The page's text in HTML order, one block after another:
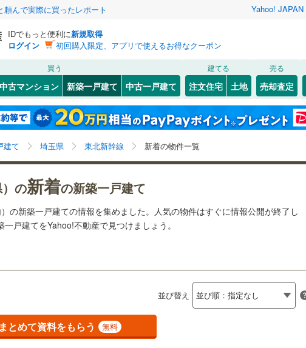
んで実際に買ったレポート Yahoo! JAPAN
IDでもっと便利に新規取得
ログイン
初回購入限定、アプリで使えるお得なクーポン
買う
中古マンション 新築一戸建て 中古一戸建て
建てる
注文住宅 土地
売る
売却査定
建て 埼玉県 東北新幹線 新着の物件一覧
の新着の新築一戸建て
の新築一戸建ての情報を集めました。人気の物件はすぐに情報公開が終了し
戸建てをYahoo!不動産で見つけましょう。
並び替え
まとめて資料をもらう 無料
北海道
青森 岩手 宮城 秋田 山形
東京 神奈川 埼玉 千葉
愛知 岐阜 静岡 三重
鳥取 島根 岡山 広島 山口
高知
福岡 佐賀 長崎
西区(0) 北区(12)
見沼区(18) 中央区(9)
浦和区
14) 南区 (22
岩槻区( 12 )
川越市(25) 熊谷市(3)
行田市 (3) 秩父市
鴻巣市(0)
上尾市(22)
東北本線(132) 川越線(60)
湘南新宿ライン（宇都宮～逗子）
(128)
湘南新宿ライン（前橋～小田原）
(98)
東北新幹線(32) 上越新幹線(35)
秋田新幹線(32)
東京メトロ有楽町線(2) 東京メトロ副都心線(2)
東武伊勢崎線(144) 東武日光線(46)
東武越生線(6
西武秩父線(7)
西武山口線(0)
床暖房（2） オール電化（0）
駐車場2台以上（17） ビルトインガレージ（4）
ＴＶモニタ付インターホン
（32）
防犯カメラ
、向き、建ち方、日当たり
前道6m以上（6）
（32）
検索条件を保存しました
この検索条件の新着物件通知は、 マイページから設定できます。
保存した条件を見る
埼玉県、東北新幹線、価格未定を含む、建築条件付き土
地を含む、間取り未定を含む、1週間以内公開
検索条件を保存する
閉じる お気に入りリストを見る
閉じる
閉じる お気に入りリストを見る
閉じる